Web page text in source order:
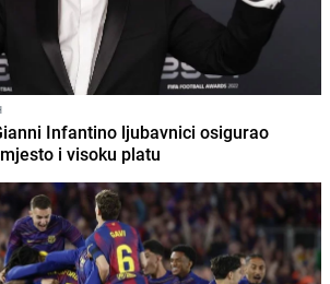
Infantino ljubavnici osigurao
i visoku platu